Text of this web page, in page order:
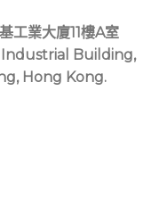
工業大廈11樓A室
Industrial Building,
Hong Kong.